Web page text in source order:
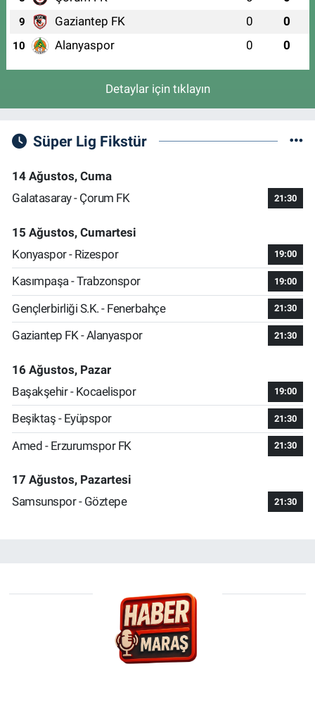
9 Gaziantep FK 0 0
10 Alanyaspor 0 0
Detaylar için tıklayın
Süper Lig Fikstür
14 Ağustos, Cuma
Galatasaray - Çorum FK
21:30
15 Ağustos, Cumartesi
Konyaspor - Rizespor
19:00
Kasımpaşa - Trabzonspor 19:00
Gençlerbirliği S.K. - Fenerbahçe 21:30
Gaziantep FK - Alanyaspor 21:30
16 Ağustos, Pazar
Başakşehir - Kocaelispor
19:00
Beşiktaş - Eyüpspor 21:30
Amed - Erzurumspor FK 21:30
17 Ağustos, Pazartesi
Samsunspor - Göztepe
21:30